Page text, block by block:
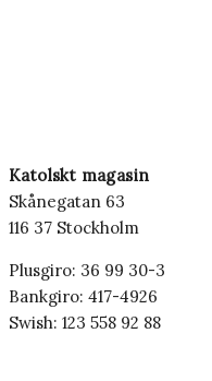
Katolskt magasin
Skånegatan 63
116 37 Stockholm
Plusgiro: 36 99 30-3
Bankgiro: 417-4926
Swish: 123 558 92 88